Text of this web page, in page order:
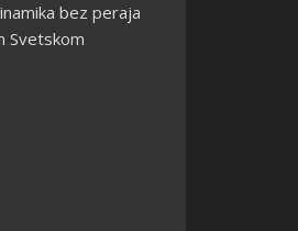
bez peraja
Svetskom